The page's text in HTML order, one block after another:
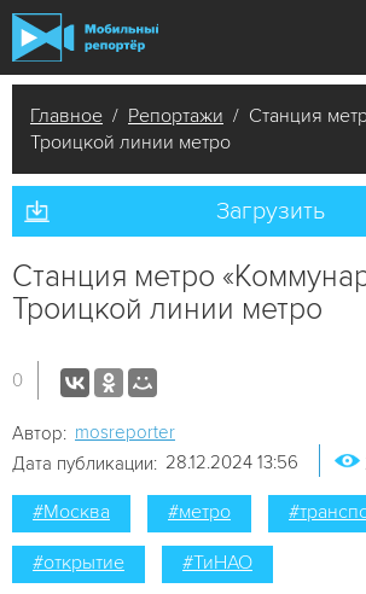
Главное / Репортажи / Станция
Троицкой линии метро
Загрузить
Станция метро
Троицкой линии метро
0
Автор: mosreporter
Дата публикации: 28.12.2024 13:56
#Москва #метро
#открытие #ТиНАО